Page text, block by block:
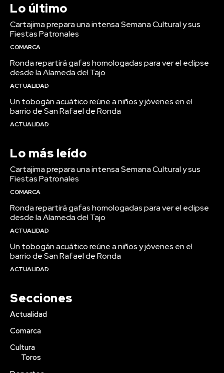
Lo último
Cartajima prepara una intensa Semana Cultural y sus
Fiestas Patronales
COMARCA
Ronda repartirá gafas homologadas para ver el eclipse
desde la Alameda del Tajo
ACTUALIDAD
Un tobogán acuático reúne a niños y jóvenes en el
barrio de San Rafael de Ronda
ACTUALIDAD
Lo más leído
Cartajima prepara una intensa Semana Cultural y sus
Fiestas Patronales
COMARCA
Ronda repartirá gafas homologadas para ver el eclipse
desde la Alameda del Tajo
ACTUALIDAD
Un tobogán acuático reúne a niños y jóvenes en el
barrio de San Rafael de Ronda
ACTUALIDAD
Secciones
Actualidad
Comarca
Cultura
Toros